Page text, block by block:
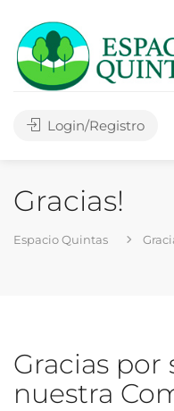
Login/Registro
Gracias!
Espacio Quintas
Gracias por
nuestra